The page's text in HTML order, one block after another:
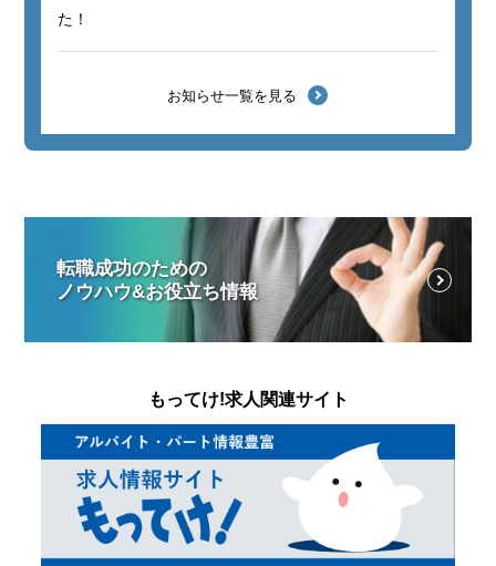
た！
お知らせ一覧を見る
転職成功のための
ノウハウ&お役立ち情報
もってけ!求人関連サイト